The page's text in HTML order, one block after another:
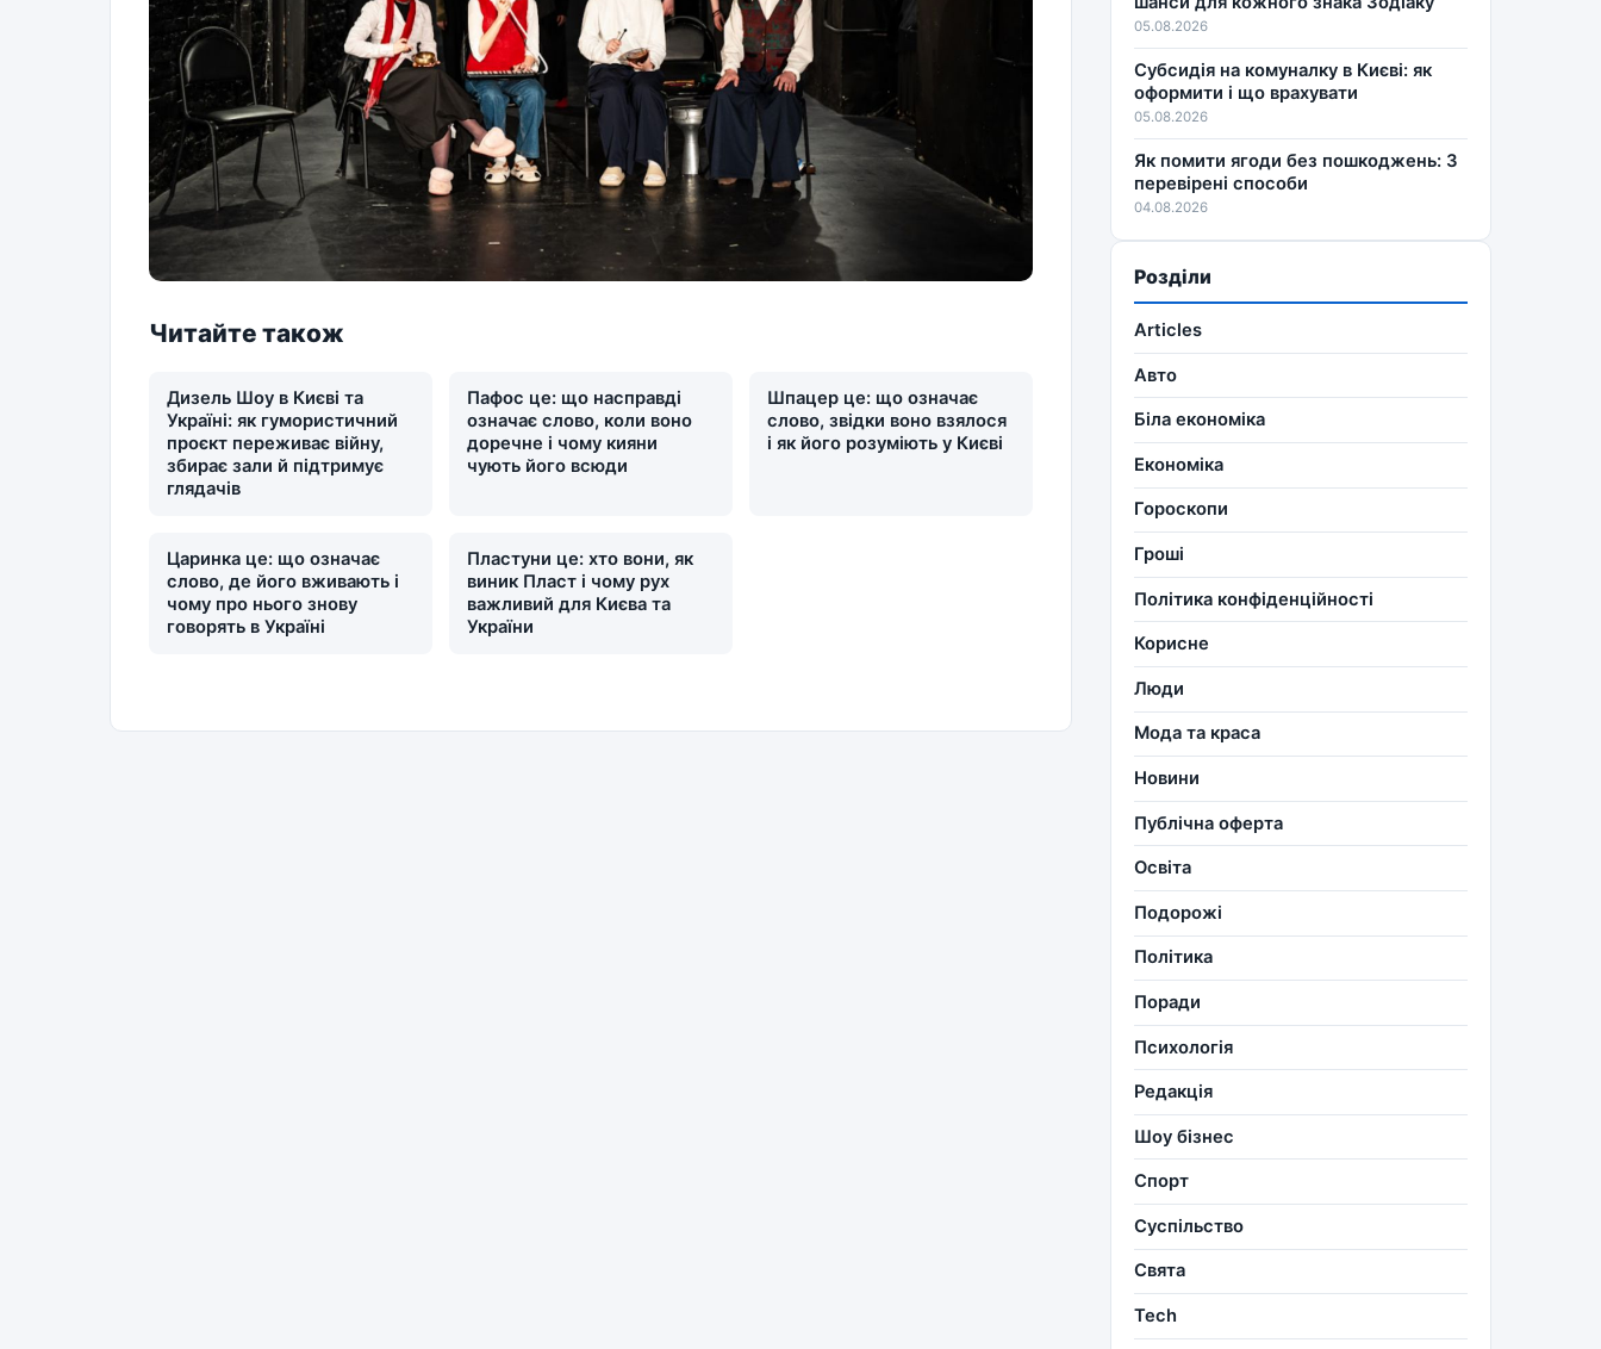
Читайте також
Дизель Шоу в Києві та
Україні: як гумористичний
проєкт переживає війну,
збирає зали й підтримує
глядачів
Пафос це: що насправді
означає слово, коли воно
доречне і чому кияни
чують його всюди
Шпацер це: що означає
слово, звідки воно взялося
і як його розуміють у Києві
Царинка це: що означає
слово, де його вживають і
чому про нього знову
говорять в Україні
Пластуни це: хто вони, як
виник Пласт і чому рух
важливий для Києва та
України
05.08.2026
Субсидія на комуналку в Києві: як
оформити і що врахувати
05.08.2026
Як помити ягоди без пошкоджень: 3
перевірені способи
04.08.2026
Розділи
Articles
Авто
Біла економіка
Економіка
Гороскопи
Гроші
Політика конфіденційності
Корисне
Люди
Мода та краса
Новини
Публічна оферта
Освіта
Подорожі
Політика
Поради
Психологія
Редакція
Шоу бізнес
Спорт
Суспільство
Свята
Tech